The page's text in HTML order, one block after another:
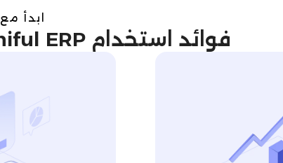
ابدأ مع Omniful
فوائد استخدام Omniful ERP لأعمالك في Tunisia